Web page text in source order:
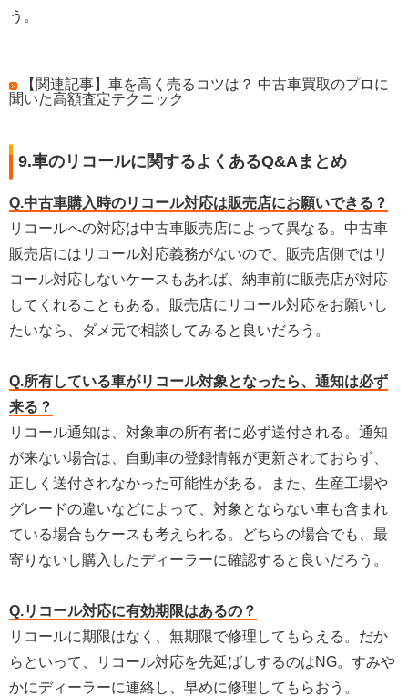
う。
【関連記事】車を高く売るコツは？ 中古車買取のプロに
聞いた高額査定テクニック
9.車のリコールに関するよくあるQ&Aまとめ
Q.中古車購入時のリコール対応は販売店にお願いできる？
リコールへの対応は中古車販売店によって異なる。中古車
販売店にはリコール対応義務がないので、販売店側ではリ
コール対応しないケースもあれば、納車前に販売店が対応
してくれることもある。販売店にリコール対応をお願いし
たいなら、ダメ元で相談してみると良いだろう。
Q.所有している車がリコール対象となったら、通知は必ず
来る？
リコール通知は、対象車の所有者に必ず送付される。通知
が来ない場合は、自動車の登録情報が更新されておらず、
正しく送付されなかった可能性がある。また、生産工場や
グレードの違いなどによって、対象とならない車も含まれ
ている場合もケースも考えられる。どちらの場合でも、最
寄りないし購入したディーラーに確認すると良いだろう。
Q.リコール対応に有効期限はあるの？
リコールに期限はなく、無期限で修理してもらえる。だか
らといって、リコール対応を先延ばしするのはNG。すみや
かにディーラーに連絡し、早めに修理してもらおう。